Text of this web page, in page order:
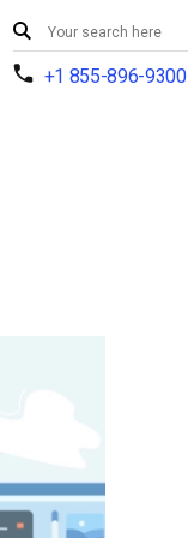
+1 855-896-9300